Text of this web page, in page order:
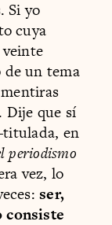
Si yo
cuya
un tema
Dije que sí
en
periodismo
vez, lo
ser,
consiste